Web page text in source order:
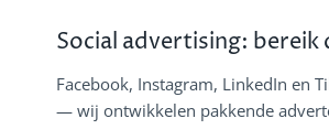
Social advertising: bereik
Facebook, Instagram, LinkedIn en
— wij ontwikkelen pakkende